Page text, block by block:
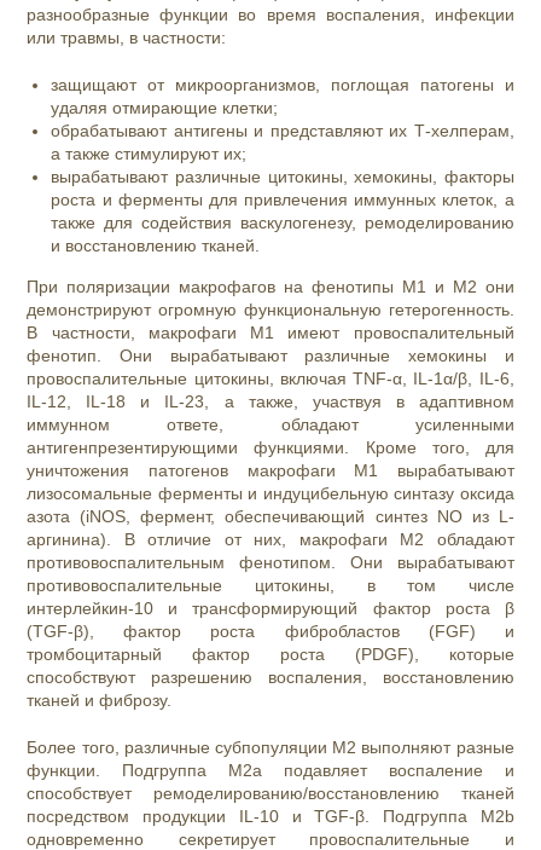
разнообразные функции во время воспаления, инфекции
или травмы, в частности:
защищают от микроорганизмов, поглощая патогены и
удаляя отмирающие клетки;
обрабатывают антигены и представляют их Т-хелперам,
а также стимулируют их;
вырабатывают различные цитокины, хемокины, факторы
роста и ферменты для привлечения иммунных клеток, а
также для содействия васкулогенезу, ремоделированию
и восстановлению тканей.
При поляризации макрофагов на фенотипы M1 и M2 они
демонстрируют огромную функциональную гетерогенность.
В частности, макрофаги M1 имеют провоспалительный
фенотип. Они вырабатывают различные хемокины и
провоспалительные цитокины, включая TNF-α, IL-1α/β, IL-6,
IL-12, IL-18 и IL-23, а также, участвуя в адаптивном
иммунном ответе, обладают усиленными
антигенпрезентирующими функциями. Кроме того, для
уничтожения патогенов макрофаги M1 вырабатывают
лизосомальные ферменты и индуцибельную синтазу оксида
азота (iNOS, фермент, обеспечивающий синтез NO из L-
аргинина). В отличие от них, макрофаги M2 обладают
противовоспалительным фенотипом. Они вырабатывают
противовоспалительные цитокины, в том числе
интерлейкин-10 и трансформирующий фактор роста β
(TGF-β), фактор роста фибробластов (FGF) и
тромбоцитарный фактор роста (PDGF), которые
способствуют разрешению воспаления, восстановлению
тканей и фиброзу.
Более того, различные субпопуляции M2 выполняют разные
функции. Подгруппа M2a подавляет воспаление и
способствует ремоделированию/восстановлению тканей
посредством продукции IL-10 и TGF-β. Подгруппа M2b
одновременно секретирует провоспалительные и